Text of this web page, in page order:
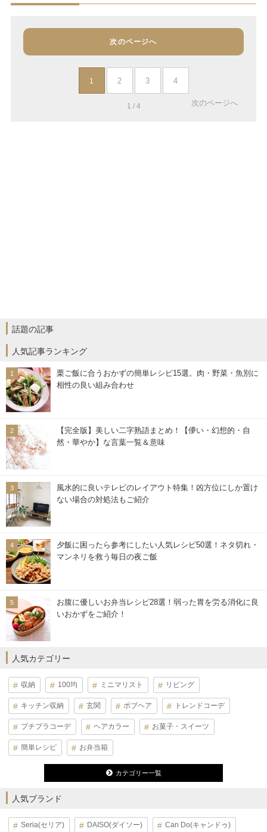
次のページへ
1 2 3 4
1 / 4 次のページへ
話題の記事
人気記事ランキング
栗ご飯に合うおかずの簡単レシピ15選。肉・野菜・魚別に
相性の良い組み合わせ
【完全版】美しい二字熟語まとめ！【儚い・幻想的・自
然・華やか】な言葉一覧＆意味
風水的に良いテレビのレイアウト特集！凶方位にしか置け
ない場合の対処法もご紹介
夕飯に困ったら参考にしたい人気レシピ50選！ネタ切れ・
マンネリを救う毎日の夜ご飯
お腹に優しいお弁当レシピ28選！弱った胃を労る消化に良
いおかずをご紹介！
人気カテゴリー
収納 100均 ミニマリスト リビング
キッチン収納 玄関 ボブヘア トレンドコーデ
プチプラコーデ ヘアカラー お菓子・スイーツ
簡単レシピ お弁当箱
カテゴリー一覧
人気ブランド
Seria(セリア) DAISO(ダイソー) Can Do(キャンドゥ)